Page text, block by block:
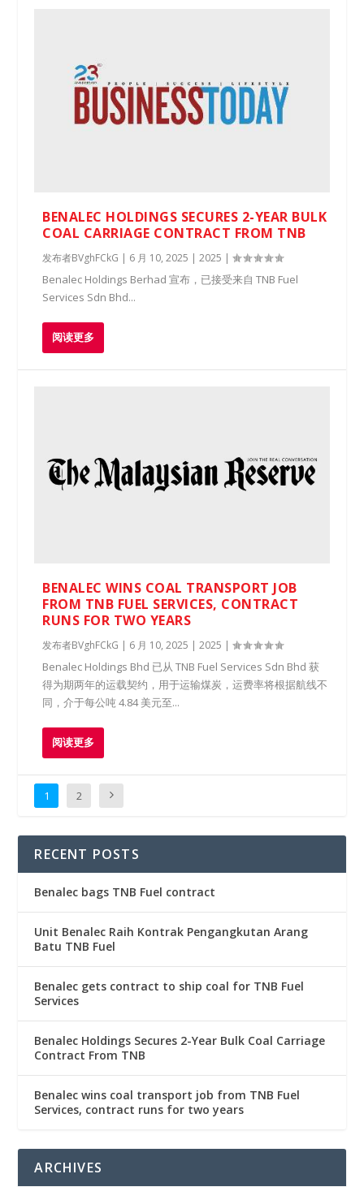
BENALEC HOLDINGS SECURES 2-YEAR BULK
COAL CARRIAGE CONTRACT FROM TNB
发布者BVghFCkG | 6 月 10, 2025 |2025 |
Benalec Holdings Berhad 宣布，已接受来自 TNB Fuel
Services Sdn Bhd...
阅读更多
BENALEC WINS COAL TRANSPORT JOB
FROM TNB FUEL SERVICES, CONTRACT
RUNS FOR TWO YEARS
发布者BVghFCkG | 6 月 10, 2025 |2025 |
Benalec Holdings Bhd 已从 TNB Fuel Services Sdn Bhd 获
得为期两年的运载契约，用于运输煤炭，运费率将根据航线不
同，介于每公吨 4.84 美元至...
阅读更多
1 2
RECENT POSTS
Benalec bags TNB Fuel contract
Unit Benalec Raih Kontrak Pengangkutan Arang
Batu TNB Fuel
Benalec gets contract to ship coal for TNB Fuel
Services
Benalec Holdings Secures 2-Year Bulk Coal Carriage
Contract From TNB
Benalec wins coal transport job from TNB Fuel
Services, contract runs for two years
ARCHIVES